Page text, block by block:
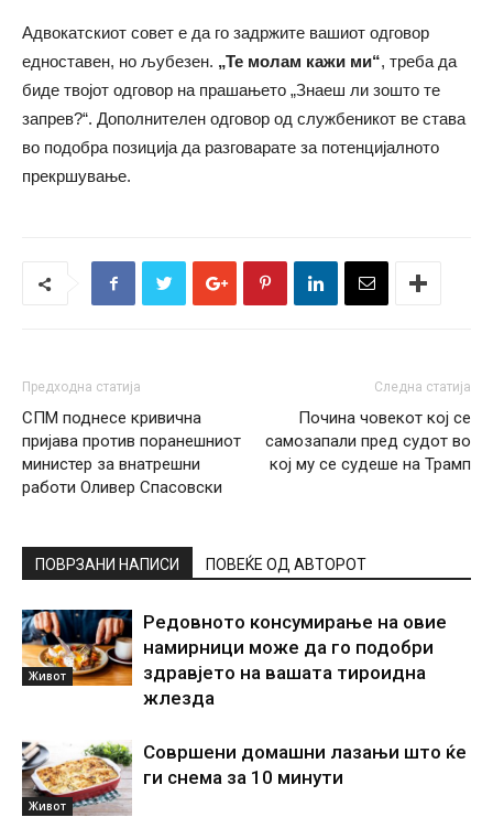
Адвокатскиот совет е да го задржите вашиот одговор
едноставен, но љубезен. „Те молам кажи ми“, треба да
биде твојот одговор на прашањето „Знаеш ли зошто те
запрев?“. Дополнителен одговор од службеникот ве става
во подобра позиција да разговарате за потенцијалното
прекршување.
Предходна статија
СПМ поднесе кривична
пријава против поранешниот
министер за внатрешни
работи Оливер Спасовски
Следна статија
Почина човекот кој се
самозапали пред судот во
кој му се судеше на Трамп
ПОВРЗАНИ НАПИСИ ПОВЕЌЕ ОД АВТОРОТ
Живот
Редовното консумирање на овие
намирници може да го подобри
здравјето на вашата тироидна
жлезда
Живот
Совршени домашни лазањи што ќе
ги снема за 10 минути